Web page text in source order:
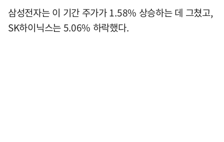
삼성전자는 이 기간 주가가 1.58% 상승하는 데 그쳤고,
SK하이닉스는 5.06% 하락했다.